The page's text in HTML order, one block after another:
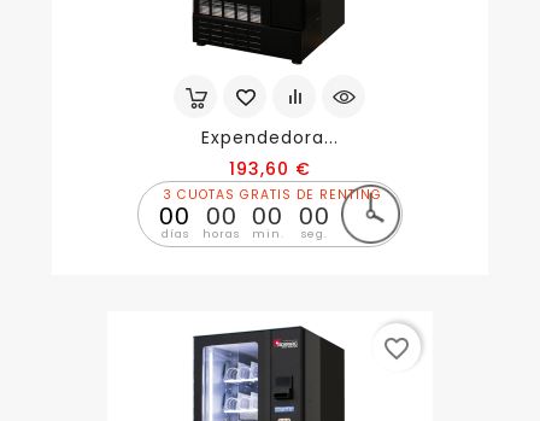
Expendedora...
193,60 €Precio
3 CUOTAS GRATIS DE RENTING
00
días
00
horas
00
min.
00
seg.
favorite_border